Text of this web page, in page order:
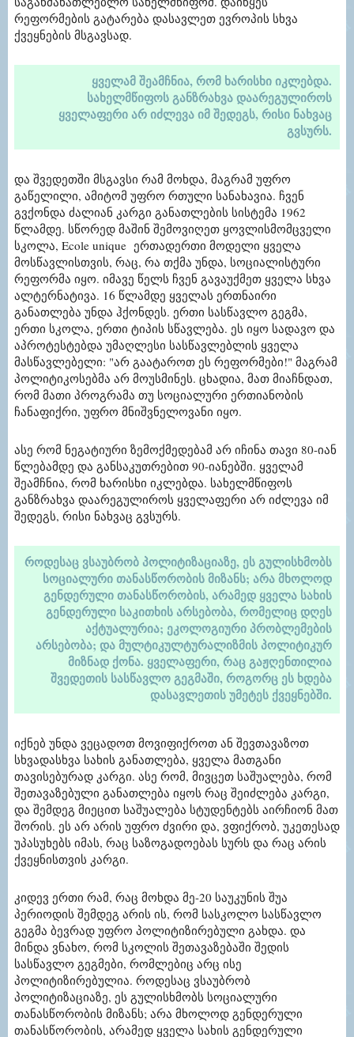
რეფორმების გატარება დასავლეთ ევროპის სხვა
ქვეყნების მსგავსად.
ყველამ შეამჩნია, რომ ხარისხი იკლებდა.
სახელმწიფოს განზრახვა დაარეგულიროს
ყველაფერი არ იძლევა იმ შედეგს, რისი ნახვაც
გვსურს.
და შვედეთში მსგავსი რამ მოხდა, მაგრამ უფრო
გაწელილი, ამიტომ უფრო რთული სანახავია. ჩვენ
გვქონდა ძალიან კარგი განათლების სისტემა 1962
წლამდე. სწორედ მაშინ შემოვიღეთ ყოვლისმომცველი
სკოლა, Ecole unique ერთადერთი მოდელი ყველა
მოსწავლისთვის, რაც, რა თქმა უნდა, სოციალისტური
რეფორმა იყო. იმავე წელს ჩვენ გავაუქმეთ ყველა სხვა
ალტერნატივა. 16 წლამდე ყველას ერთნაირი
განათლება უნდა ჰქონდეს. ერთი სასწავლო გეგმა,
ერთი სკოლა, ერთი ტიპის სწავლება. ეს იყო სადავო და
აპროტესტებდა უმაღლესი სასწავლებლის ყველა
მასწავლებელი: "არ გაატაროთ ეს რეფორმები!" მაგრამ
პოლიტიკოსებმა არ მოუსმინეს. ცხადია, მათ მიაჩნდათ,
რომ მათი პროგრამა თუ სოციალური ერთიანობის
ჩანაფიქრი, უფრო მნიშვნელოვანი იყო.
ასე რომ ნეგატიური ზემოქმედებამ არ იჩინა თავი 80-იან
წლებამდე და განსაკუთრებით 90-იანებში. ყველამ
შეამჩნია, რომ ხარისხი იკლებდა. სახელმწიფოს
განზრახვა დაარეგულიროს ყველაფერი არ იძლევა იმ
შედეგს, რისი ნახვაც გვსურს.
როდესაც ვსაუბრობ პოლიტიზაციაზე, ეს გულისხმობს
სოციალური თანასწორობის მიზანს; არა მხოლოდ
გენდერული თანასწორობის, არამედ ყველა სახის
გენდერული საკითხის არსებობა, რომელიც დღეს
აქტუალურია; ეკოლოგიური პრობლემების
არსებობა; და მულტიკულტურალიზმის პოლიტიკურ
მიზნად ქონა. ყველაფერი, რაც გაჟღენთილია
შვედეთის სასწავლო გეგმაში, როგორც ეს ხდება
დასავლეთის უმეტეს ქვეყნებში.
იქნებ უნდა ვეცადოთ მოვიფიქროთ ან შევთავაზოთ
სხვადასხვა სახის განათლება, ყველა მათგანი
თავისებურად კარგი. ასე რომ, მივცეთ საშუალება, რომ
შეთავაზებული განათლება იყოს რაც შეიძლება კარგი,
და შემდეგ მიეცით საშუალება სტუდენტებს აირჩიონ მათ
შორის. ეს არ არის უფრო ძვირი და, ვფიქრობ, უკეთესად
უპასუხებს იმას, რაც საზოგადოებას სურს და რაც არის
ქვეყნისთვის კარგი.
კიდევ ერთი რამ, რაც მოხდა მე-20 საუკუნის შუა
პერიოდის შემდეგ არის ის, რომ სასკოლო სასწავლო
გეგმა ბევრად უფრო პოლიტიზირებული გახდა. და
მინდა ვნახო, რომ სკოლის შეთავაზებაში შედის
სასწავლო გეგმები, რომლებიც არც ისე
პოლიტიზირებულია. როდესაც ვსაუბრობ
პოლიტიზაციაზე, ეს გულისხმობს სოციალური
თანასწორობის მიზანს; არა მხოლოდ გენდერული
თანასწორობის, არამედ ყველა სახის გენდერული